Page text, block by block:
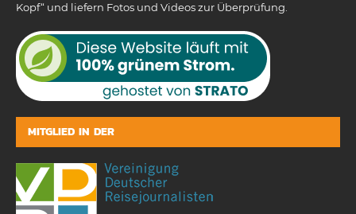
Kopf“ und liefern Fotos und Videos zur Überprüfung.
MITGLIED IN DER